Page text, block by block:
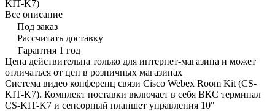
KIT-K7)
Все описание
Под заказ
Рассчитать доставку
Гарантия 1 год
Цена действительна только для интернет-магазина и может
отличаться от цен в розничных магазинах
Система видео конференц связи Cisco Webex Room Kit (CS-
KIT-K7). Комплект поставки включает в себя ВКС терминал
CS-KIT-K7 и сенсорный планшет управления 10"